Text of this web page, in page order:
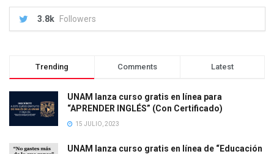
3.8k Followers
Trending Comments Latest
UNAM lanza curso gratis en línea para
“APRENDER INGLÉS” (Con Certificado)
15 JULIO, 2023
UNAM lanza curso gratis en línea de “Educación